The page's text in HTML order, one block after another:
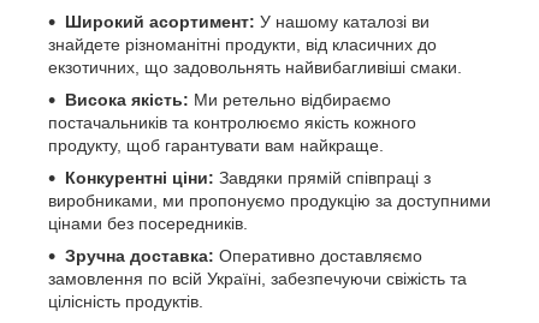
Широкий асортимент: У нашому каталозі ви
знайдете різноманітні продукти, від класичних до
екзотичних, що задовольнять найвибагливіші смаки.
Висока якість: Ми ретельно відбираємо
постачальників та контролюємо якість кожного
продукту, щоб гарантувати вам найкраще.
Конкурентні ціни: Завдяки прямій співпраці з
виробниками, ми пропонуємо продукцію за доступними
цінами без посередників.
Зручна доставка: Оперативно доставляємо
замовлення по всій Україні, забезпечуючи свіжість та
цілісність продуктів.